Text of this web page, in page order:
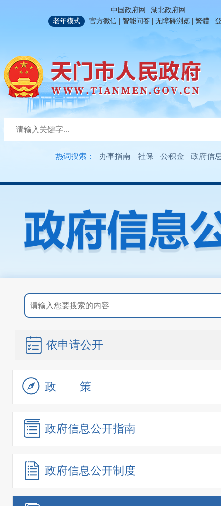
中国政府网 | 湖北政府网
老年模式
官方微信 | 智能问答 | 无障碍浏览 | 繁體 |
热词搜索： 办事指南 社保 公积金 政府信
依申请公开
政策
政府信息公开指南
政府信息公开制度